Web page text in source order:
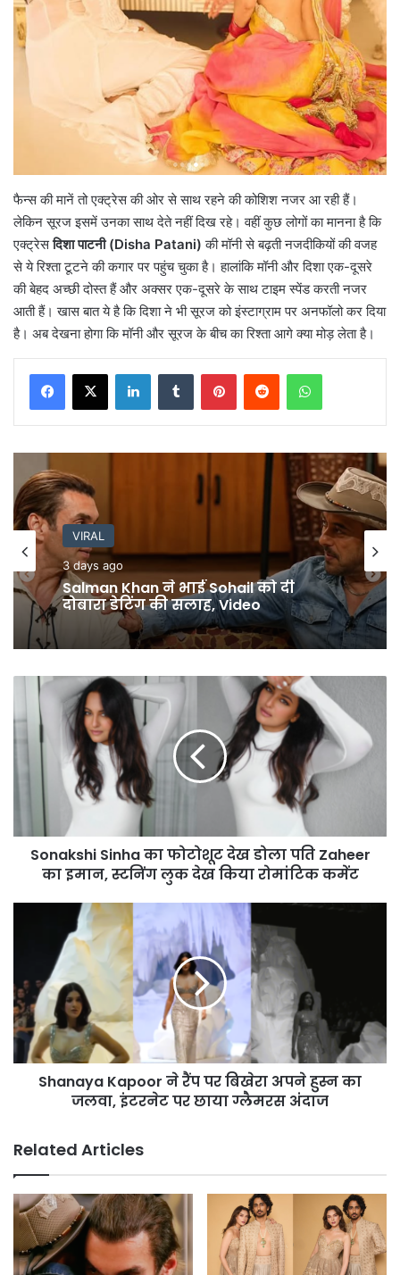
फैन्स की मानें तो एक्ट्रेस की ओर से साथ रहने की कोशिश नजर आ रही हैं।
लेकिन सूरज इसमें उनका साथ देते नहीं दिख रहे। वहीं कुछ लोगों का मानना है कि
एक्ट्रेसदिशा पाटनी (Disha Patani) की मॉनी से बढ़ती नजदीकियों की वजह
से ये रिश्ता टूटने की कगार पर पहुंच चुका है। हालांकि मॉनी और दिशा एक-दूसरे
की बेहद अच्छी दोस्त हैं और अक्सर एक-दूसरे के साथ टाइम स्पेंड करती नजर
आती हैं। खास बात ये है कि दिशा ने भी सूरज को इंस्टाग्राम पर अनफॉलो कर दिया
है। अब देखना होगा कि मॉनी और सूरज के बीच का रिश्ता आगे क्या मोड़ लेता है।
LinkedInTumblr PinterestReddit WhatsApp
VIRAL
3 days ago
दोबारा डेटिंग की सलाह, Video
News
4 days ago
Faridabad Teacher Murder: स्कूल में
घुस कर महिला टीचर की हत्या, बेरहमी से
किए 34 वार
Sonakshi
Sinha
का
फोटोशूट
का
इमान,Sonakshi Sinha का फोटोशूट देख डोला पति Zaheer
का इमान, स्टनिंग लुक देख किया रोमांटिक कमेंट
पर
बिखेरा
अपने
हुस्न
का
जलवा,
ग्लैमरस
अंदाज
Shanaya Kapoor ने रैंप पर बिखेरा अपने हुस्न का
जलवा, इंटरनेट पर छाया ग्लैमरस अंदाज
Related Articles